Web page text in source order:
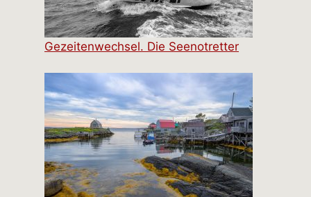
Gezeitenwechsel. Die Seenotretter